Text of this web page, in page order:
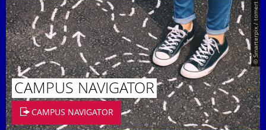
© Smarterpix / tomert
CAMPUS NAVIGATOR
CAMPUS NAVIGATOR